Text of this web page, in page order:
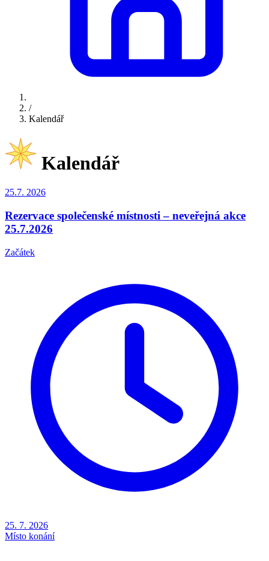
/
Kalendář
Kalendář
25.7. 2026
Rezervace společenské místnosti – neveřejná akce
25.7.2026
Začátek
25. 7. 2026
Místo konání